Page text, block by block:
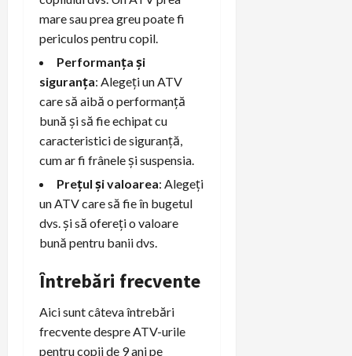
mare sau prea greu poate fi
periculos pentru copil.
Performanța și
siguranța: Alegeți un ATV
care să aibă o performanță
bună și să fie echipat cu
caracteristici de siguranță,
cum ar fi frânele și suspensia.
Prețul și valoarea: Alegeți
un ATV care să fie în bugetul
dvs. și să ofereți o valoare
bună pentru banii dvs.
Întrebări frecvente
Aici sunt câteva întrebări
frecvente despre ATV-urile
pentru copii de 9 ani pe